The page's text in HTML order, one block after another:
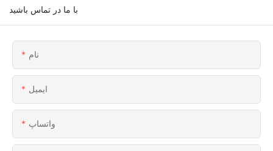
با ما در تماس باشید
نام
ایمیل
واتساپ